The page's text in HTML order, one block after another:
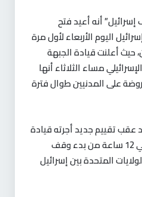
أنه أعيد فتح
اليوم الأربعاء لأول مرة
حيث أعلنت قيادة الجبهة
مساء الثلاثاء أنها
على المدنيين طوال فترة
عقب تقييم جديد أجرته قيادة
الجبهة الداخلية، بعد حوالي 12 ساعة من بدء وقف
المتحدة بين إسرائيل